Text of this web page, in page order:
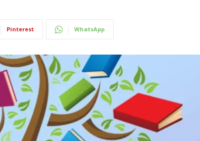
Pinterest WhatsApp